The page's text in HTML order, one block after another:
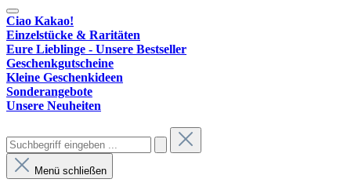
Ciao Kakao!
Einzelstücke & Raritäten
Eure Lieblinge - Unsere Bestseller
Geschenkgutscheine
Kleine Geschenkideen
Sonderangebote
Unsere Neuheiten
Menü schließen